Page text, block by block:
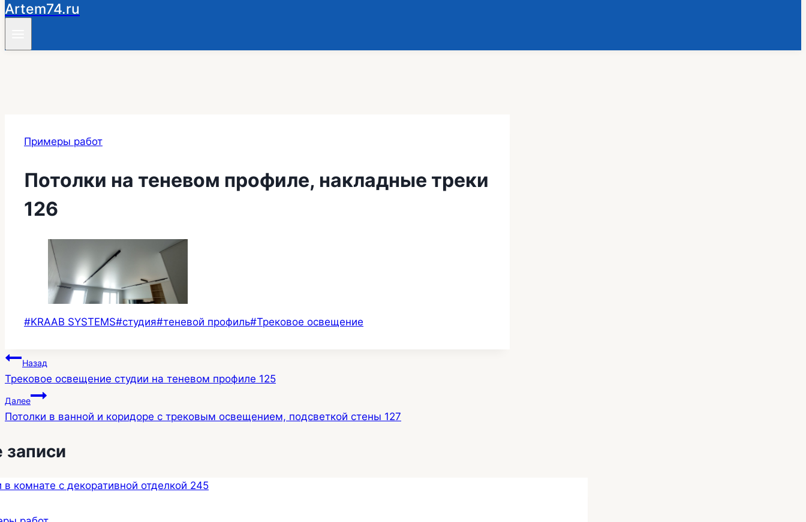
Artem74.ru
Примеры работ
Потолки на теневом профиле, накладные треки
126
Метки
#KRAAB SYSTEMS#студия#теневой профиль#Трековое освещение
Навигация
по
записям
Назад
Трековое освещение студии на теневом профиле 125
Далее
Потолки в ванной и коридоре с трековым освещением, подсветкой стены 127